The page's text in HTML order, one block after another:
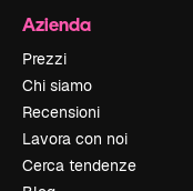
Azienda
Prezzi
Chi siamo
Recensioni
Lavora con noi
Cerca tendenze